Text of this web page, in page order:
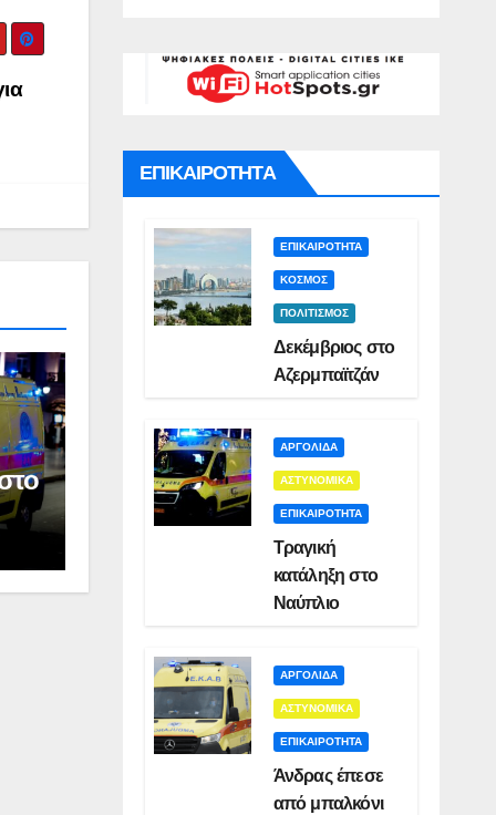
της
ΕΠΙΚΑΙΡΟΤΗΤΑ
ΕΠΙΚΑΙΡΟΤΗΤΑ
ΚΟΣΜΟΣ
ΠΟΛΙΤΙΣΜΟΣ
Δεκέμβριος στο
Αζερμπαϊτζάν
ΑΡΓΟΛΙΔΑ
ΑΣΤΥΝΟΜΙΚΑ
ΕΠΙΚΑΙΡΟΤΗΤΑ
Τραγική
κατάληξη στο
Ναύπλιο
ΑΡΓΟΛΙΔΑ
ΑΣΤΥΝΟΜΙΚΑ
ΕΠΙΚΑΙΡΟΤΗΤΑ
Άνδρας έπεσε
από μπαλκόνι